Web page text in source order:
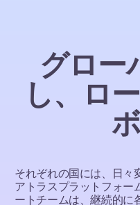
グロー
し、ロ
それぞれの国には、日々
アトラスプラットフォー
ートチームは、継続的に